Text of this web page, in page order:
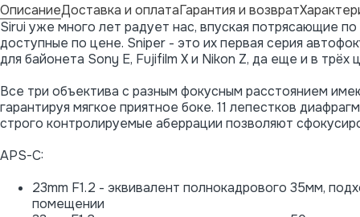
ОписаниеДоставка и оплатаГарантия и возврат
Sirui уже много лет радует нас, впуская потрясающие
доступные по цене. Sniper - это их первая серия
для байонета Sony E, Fujifilm X и Nikon Z, да еще и в трёх
Все три объектива с разным фокусным расстоянием
гарантируя мягкое приятное боке. 11 лепестков
строго контролируемые аберрации позволяют
APS-C:
23mm F1.2 - эквивалент полнокадрового 35мм,
помещении